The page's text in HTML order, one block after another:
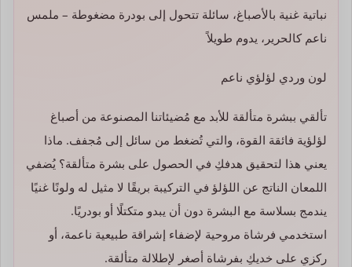
نباتية غنية بالأصباغ، سائلة تتحول إلى بودرة مضغوطة – ملمس
ناعم كالحرير، يدوم طويلاً
لون وردي لؤلؤي ناعم
تألقي ببشرة متألقة للأبد مع مُضيئاتنا المصنوعة من أصباغ
لؤلؤية فائقة القوة، والتي تُضغط من سائل إلى مُجفف. ماذا
يعني هذا لتحقيق هدفكِ في الحصول على بشرة متألقة؟ يُضفي
اللمعان الناتج عن اللؤلؤ في التركيبة بريقًا لا مثيل له ولونًا غنيًا
يندمج بسلاسة مع البشرة دون أن يبدو متكتلًا أو بودريًا.
استخدمي فرشاة مروحية لإضفاء إشراقة طبيعية ناعمة، أو
ركزي على خديكِ بفرشاة أصغر لإطلالة متألقة.